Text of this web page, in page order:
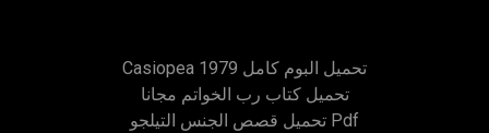
Casiopea 1979 تحميل البوم كامل
تحميل كتاب رب الخواتم مجانا
تحميل قصص الجنس التيلجو Pdf